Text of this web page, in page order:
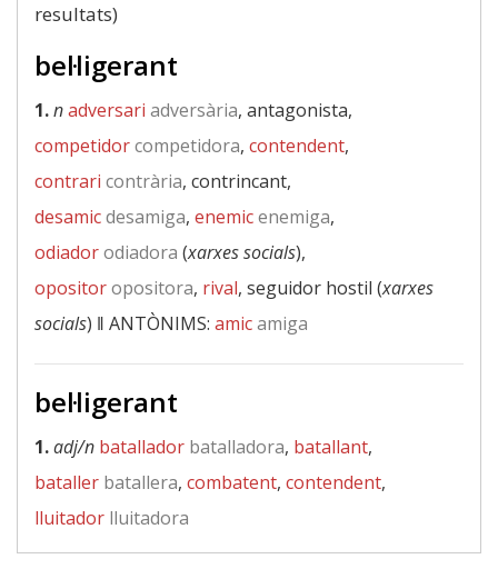
resultats)
bel·ligerant
1.nadversari adversària, antagonista,
competidorcompetidora, contendent,
contrari contrària, contrincant,
desamicdesamiga, enemicenemiga,
odiadorodiadora (xarxes socials),
opositoropositora, rival, seguidor hostil (xarxes
socials) ‖ ANTÒNIMS: amicamiga
bel·ligerant
1.adj/n batallador batalladora, batallant,
bataller batallera, combatent, contendent,
lluitador lluitadora